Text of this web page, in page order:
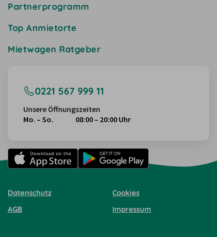
Partnerprogramm
Top Anmietorte
Mietwagen Ratgeber
0221 567 999 11
Unsere Öffnungszeiten
Mo. – So.
08:00 – 20:00 Uhr
Datenschutz
Cookies
AGB
Impressum